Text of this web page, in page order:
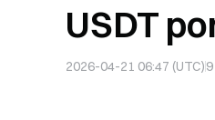
USDT
2026-04-21 06:47 (UTC)